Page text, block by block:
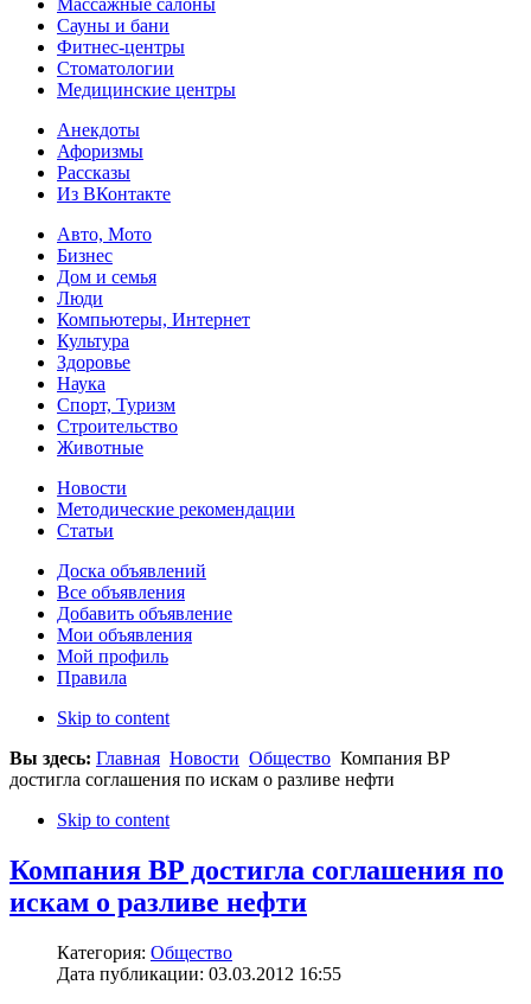
Массажные салоны
Сауны и бани
Фитнес-центры
Стоматологии
Медицинские центры
Анекдоты
Афоризмы
Рассказы
Из ВКонтакте
Авто, Мото
Бизнес
Дом и семья
Люди
Компьютеры, Интернет
Культура
Здоровье
Наука
Спорт, Туризм
Строительство
Животные
Новости
Методические рекомендации
Статьи
Доска объявлений
Все объявления
Добавить объявление
Мои объявления
Мой профиль
Правила
Skip to content
Вы здесь: Главная Новости Общество Компания BP
достигла соглашения по искам о разливе нефти
Skip to content
Компания BP достигла соглашения по
искам о разливе нефти
Категория: Общество
Дата публикации: 03.03.2012 16:55